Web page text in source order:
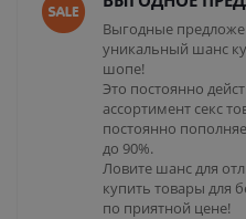
Выгодные
уникальный шанс
шопе!
Это постоянно
ассортимент секс
постоянно
до 90%.
Ловите шанс для
купить товары для
по приятной цене!